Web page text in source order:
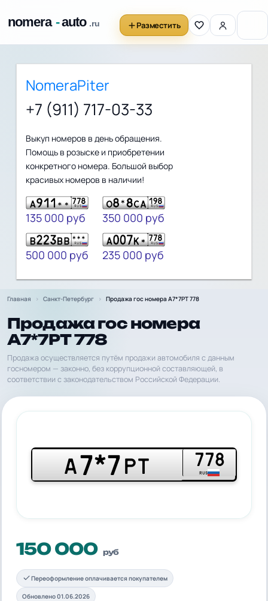
Разместить
NomeraPiter
+7 (911) 717-03-33
Выкуп номеров в день обращения.
Помощь в розыске и приобретении
конкретного номера. Большой выбор
красивых номеров в наличии!
135 000 руб 350 000 руб
500 000 руб 235 000 руб
Главная Санкт-Петербург Продажа гос номера А7*7РТ 778
Продажа гос номера
А7*7РТ 778
Продажа осуществляется путём продажи автомобиля с данным
госномером — законно, без коррупционной составляющей, в
соответствии с законодательством Российской Федерации.
А7*7РТ 778
RUS
150 000 руб
Переоформление оплачивается покупателем
Обновлено 01.06.2026